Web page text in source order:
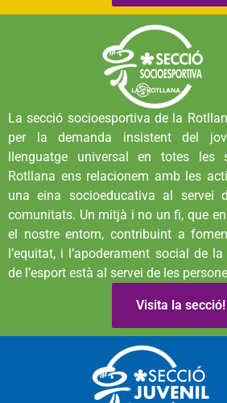
La secció socioesportiva de la
per la demanda insistent del
llenguatge universal en totes les
Rotllana ens relacionem amb les
una eina socioeducativa al servei
comunitats. Un mitjà i no un fi, que
el nostre entorn, contribuint a
l’equitat, i l’apoderament social de
de l’esport està al servei de les
Visita la secció!